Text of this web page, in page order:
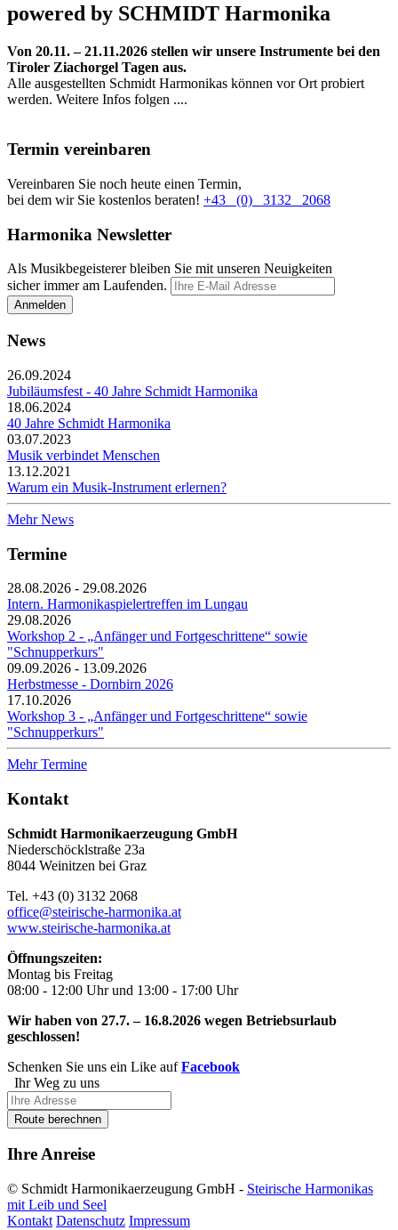
powered by SCHMIDT Harmonika
Von 20.11. – 21.11.2026 stellen wir unsere Instrumente bei den
Tiroler Ziachorgel Tagen aus.
Alle ausgestellten Schmidt Harmonikas können vor Ort probiert
werden. Weitere Infos folgen ....
Termin vereinbaren
Vereinbaren Sie noch heute einen Termin,
bei dem wir Sie kostenlos beraten! +43 (0) 3132 2068
Harmonika Newsletter
Als Musikbegeisterer bleiben Sie mit unseren Neuigkeiten
sicher immer am Laufenden.
News
26.09.2024
Jubiläumsfest - 40 Jahre Schmidt Harmonika
18.06.2024
40 Jahre Schmidt Harmonika
03.07.2023
Musik verbindet Menschen
13.12.2021
Warum ein Musik-Instrument erlernen?
Mehr News
Termine
28.08.2026 - 29.08.2026
Intern. Harmonikaspielertreffen im Lungau
29.08.2026
Workshop 2 - „Anfänger und Fortgeschrittene“ sowie
"Schnupperkurs"
09.09.2026 - 13.09.2026
Herbstmesse - Dornbirn 2026
17.10.2026
Workshop 3 - „Anfänger und Fortgeschrittene“ sowie
"Schnupperkurs"
Mehr Termine
Kontakt
Schmidt Harmonikaerzeugung GmbH
Niederschöcklstraße 23a
8044 Weinitzen bei Graz
Tel. +43 (0) 3132 2068
office@steirische-harmonika.at
www.steirische-harmonika.at
Öffnungszeiten:
Montag bis Freitag
08:00 - 12:00 Uhr und 13:00 - 17:00 Uhr
Wir haben von 27.7. – 16.8.2026 wegen Betriebsurlaub
geschlossen!
Schenken Sie uns ein Like aufFacebook
Ihr Weg zu uns
Route berechnen
Ihre Anreise
© Schmidt Harmonikaerzeugung GmbH - Steirische Harmonikas
mit Leib und Seel
Kontakt Datenschutz Impressum